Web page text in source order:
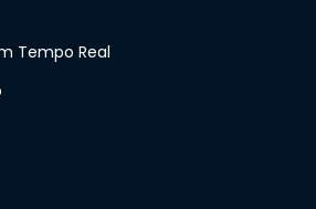
Tempo Real